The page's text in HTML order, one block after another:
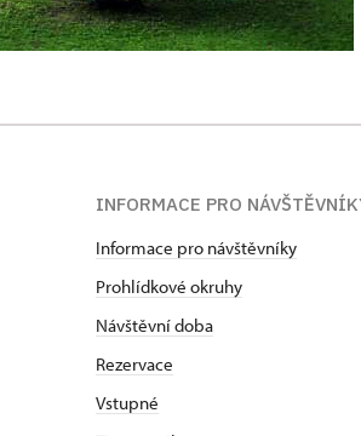
INFORMACE PRO
Informace pro návštěvníky
Prohlídkové okruhy
Návštěvní doba
Rezervace
Vstupné